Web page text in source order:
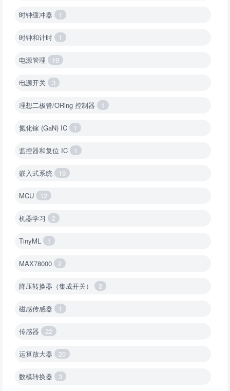
时钟缓冲器 1
时钟和计时 1
电源管理 19
电源开关 3
理想二极管/ORing 控制器 1
氮化镓 (GaN) IC 1
监控器和复位 IC 1
嵌入式系统 19
MCU 12
机器学习 2
TinyML 1
MAX78000 2
降压转换器（集成开关） 3
磁感传感器 1
传感器 22
运算放大器 20
数模转换器 3